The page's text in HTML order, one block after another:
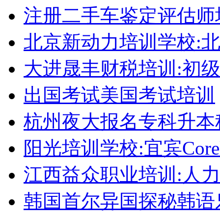
注册二手车鉴定评估
北京新动力培训学校:
大进晟丰财税培训:初
出国考试美国考试培训
杭州夜大报名专科升
阳光培训学校:宜宾
江西益众职业培训:人
韩国首尔异国探秘韩